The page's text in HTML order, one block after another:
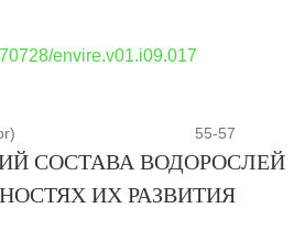
envire.v01.i09.017
55-57
СОСТАВА ВОДОРОСЛЕЙ
ИХ РАЗВИТИЯ